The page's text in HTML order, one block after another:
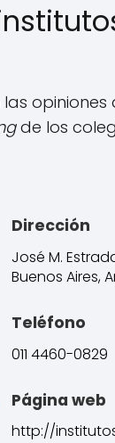
de los
Dirección
José M.
Buenos Aires,
Teléfono
011 4460-0829
Página web
http://